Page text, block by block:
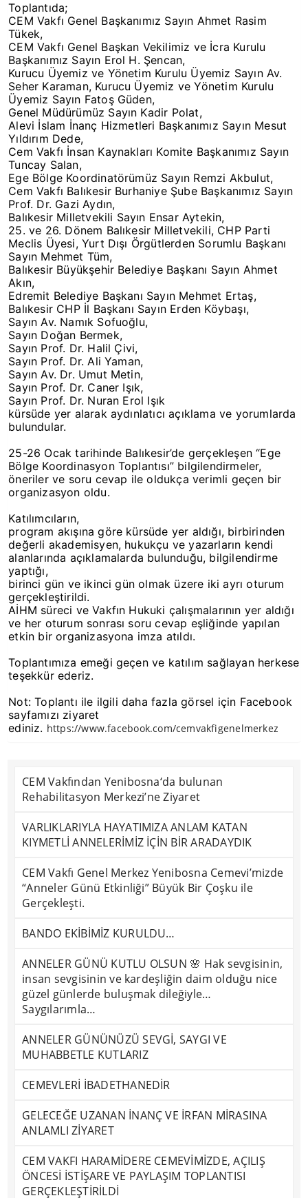
Toplantıda;
CEM Vakfı Genel Başkanımız Sayın Ahmet Rasim
Tükek,
CEM Vakfı Genel Başkan Vekilimiz ve İcra Kurulu
Başkanımız Sayın Erol H. Şencan,
Kurucu Üyemiz ve Yönetim Kurulu Üyemiz Sayın Av.
Seher Karaman, Kurucu Üyemiz ve Yönetim Kurulu
Üyemiz Sayın Fatoş Güden,
Genel Müdürümüz Sayın Kadir Polat,
Alevi İslam İnanç Hizmetleri Başkanımız Sayın Mesut
Yıldırım Dede,
Cem Vakfı İnsan Kaynakları Komite Başkanımız Sayın
Tuncay Salan,
Ege Bölge Koordinatörümüz Sayın Remzi Akbulut,
Cem Vakfı Balıkesir Burhaniye Şube Başkanımız Sayın
Prof. Dr. Gazi Aydın,
Balıkesir Milletvekili Sayın Ensar Aytekin,
25. ve 26. Dönem Balıkesir Milletvekili, CHP Parti
Meclis Üyesi, Yurt Dışı Örgütlerden Sorumlu Başkanı
Sayın Mehmet Tüm,
Balıkesir Büyükşehir Belediye Başkanı Sayın Ahmet
Akın,
Edremit Belediye Başkanı Sayın Mehmet Ertaş,
Balıkesir CHP İl Başkanı Sayın Erden Köybaşı,
Sayın Av. Namık Sofuoğlu,
Sayın Doğan Bermek,
Sayın Prof. Dr. Halil Çivi,
Sayın Prof. Dr. Ali Yaman,
Sayın Av. Dr. Umut Metin,
Sayın Prof. Dr. Caner Işık,
Sayın Prof. Dr. Nuran Erol Işık
kürsüde yer alarak aydınlatıcı açıklama ve yorumlarda
bulundular.
25-26 Ocak tarihinde Balıkesir’de gerçekleşen “Ege
Bölge Koordinasyon Toplantısı” bilgilendirmeler,
öneriler ve soru cevap ile oldukça verimli geçen bir
organizasyon oldu.
Katılımcıların,
program akışına göre kürsüde yer aldığı, birbirinden
değerli akademisyen, hukukçu ve yazarların kendi
alanlarında açıklamalarda bulunduğu, bilgilendirme
yaptığı,
birinci gün ve ikinci gün olmak üzere iki ayrı oturum
gerçekleştirildi.
AİHM süreci ve Vakfın Hukuki çalışmalarının yer aldığı
ve her oturum sonrası soru cevap eşliğinde yapılan
etkin bir organizasyona imza atıldı.
Toplantımıza emeği geçen ve katılım sağlayan herkese
teşekkür ederiz.
Not: Toplantı ile ilgili daha fazla görsel için Facebook
sayfamızı ziyaret
ediniz. https://www.facebook.com/cemvakfigenelmerkez
CEM Vakfından Yenibosna‘da bulunan
Rehabilitasyon Merkezi’ne Ziyaret
VARLIKLARIYLA HAYATIMIZA ANLAM KATAN
KIYMETLİ ANNELERİMİZ İÇİN BİR ARADAYDIK
CEM Vakfı Genel Merkez Yenibosna Cemevi’mizde
“Anneler Günü Etkinliği” Büyük Bir Çoşku ile
Gerçekleşti.
BANDO EKİBİMİZ KURULDU…
ANNELER GÜNÜ KUTLU OLSUN 🌸 Hak sevgisinin,
insan sevgisinin ve kardeşliğin daim olduğu nice
güzel günlerde buluşmak dileğiyle…
Saygılarımla…
ANNELER GÜNÜNÜZÜ SEVGİ, SAYGI VE
MUHABBETLE KUTLARIZ
CEMEVLERİ İBADETHANEDİR
GELECEĞE UZANAN İNANÇ VE İRFAN MİRASINA
ANLAMLI ZİYARET
CEM VAKFI HARAMİDERE CEMEVİMİZDE, AÇILIŞ
ÖNCESİ İSTİŞARE VE PAYLAŞIM TOPLANTISI
GERÇEKLEŞTİRİLDİ